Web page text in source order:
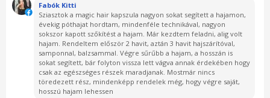
Fabók Kitti
Sziasztok a magic hair kapszula nagyon sokat segített a hajamon,
évekig póthajat hordtam, mindenféle technikával, nagyon
sokszor kapott szőkítést a hajam. Már kezdtem feladni, alig volt
hajam. Rendeltem először 2 havit, aztán 3 havit hajszárítóval,
samponnal, balzsammal. Végre sűrűbb a hajam, a hosszán is
sokat segített, bár folyton vissza lett vágva annak érdekében hogy
csak az egészséges részek maradjanak. Mostmár nincs
töredezett rész, mindenképp rendelek még, hogy végre saját,
hosszú hajam lehessen